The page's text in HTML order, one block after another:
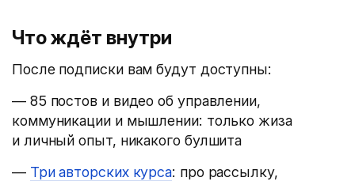
Что ждёт внутри
После подписки вам будут доступны:
— 85 постов и видео об управлении,
коммуникации и мышлении: только жиза
и личный опыт, никакого булшита
— Три авторских курса: про рассылку,